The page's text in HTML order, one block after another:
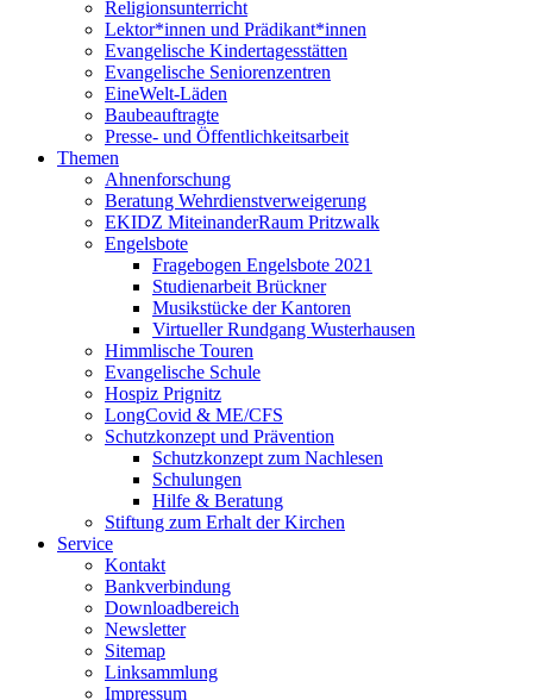
Religionsunterricht
Lektor*innen und Prädikant*innen
Evangelische Kindertagesstätten
Evangelische Seniorenzentren
EineWelt-Läden
Baubeauftragte
Presse- und Öffentlichkeitsarbeit
Themen
Ahnenforschung
Beratung Wehrdienstverweigerung
EKIDZ MiteinanderRaum Pritzwalk
Engelsbote
Fragebogen Engelsbote 2021
Studienarbeit Brückner
Musikstücke der Kantoren
Virtueller Rundgang Wusterhausen
Himmlische Touren
Evangelische Schule
Hospiz Prignitz
LongCovid & ME/CFS
Schutzkonzept und Prävention
Schutzkonzept zum Nachlesen
Schulungen
Hilfe & Beratung
Stiftung zum Erhalt der Kirchen
Service
Kontakt
Bankverbindung
Downloadbereich
Newsletter
Sitemap
Linksammlung
Impressum